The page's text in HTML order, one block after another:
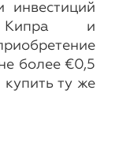
инвестиций
Кипра и
более €0,5
ту же